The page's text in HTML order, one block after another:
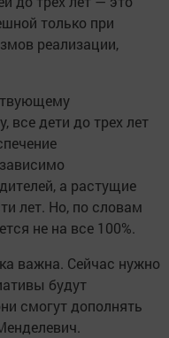
только при
реализации,
все дети до трех лет
а растущие
лет. Но, по словам
не на все 100%.
важна. Сейчас нужно
будут
смогут дополнять